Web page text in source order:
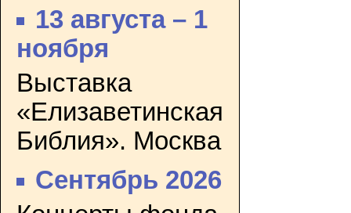
13 августа – 1
ноября
Выставка
«Елизаветинская
Библия». Москва
Сентябрь 2026